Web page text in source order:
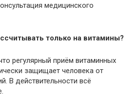
медицинского
только на витамины?
регулярный приём витаминных
защищает человека от
В действительности всё